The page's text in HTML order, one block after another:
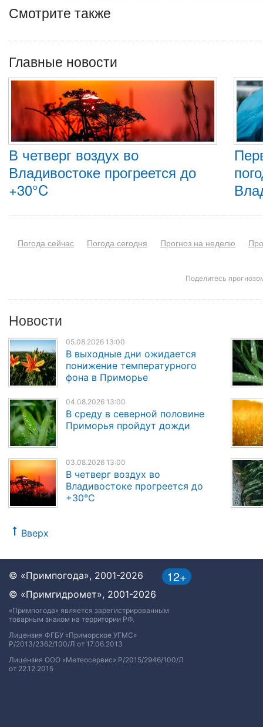
Смотрите также
Главные новости
В четверг воздух во
Владивостоке прогреется до
+30°C
Погода сейчас Погода сегодня Прогноз на неделю
Поделитесь
Новости
05.08.2026 13:00
В выходные дни ожидается
понижение температурного
фона в Приморье
04.08.2026 13:00
В среду в северной половине
Приморья пройдут дожди
03.08.2026 13:00
В четверг воздух во
Владивостоке прогреется до
+30°C
Вверх
12+
© «Примпогода», 2001-2026
© «Примгидромет», 2001-2026
«Примпогода» является зарегистрированным
товарным знаком на территории РФ.
Лицензия ФГБУ «Приморское УГМС»
Р/2013/2362/100/Л от 17.06.2013
Лицензия ООО «Метеосервис» Р/2015/2946/100/Л
от 22.12.2015